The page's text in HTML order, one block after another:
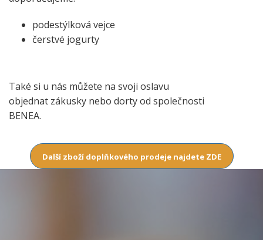
podestýlková vejce
čerstvé jogurty
Také si u nás můžete na svoji oslavu
objednat zákusky nebo dorty od společnosti
BENEA.
Další zboží doplňkového prodeje najdete ZDE